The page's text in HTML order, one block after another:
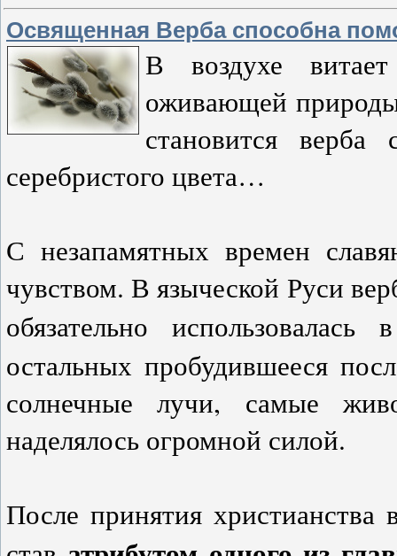
Освященная Верба способна
В воздухе
оживающей
становится
серебристого цвета…
С незапамятных времен
чувством. В языческой Руси
обязательно
остальных пробудившееся
солнечные лучи, самые
наделялось огромной силой.
После принятия христианства